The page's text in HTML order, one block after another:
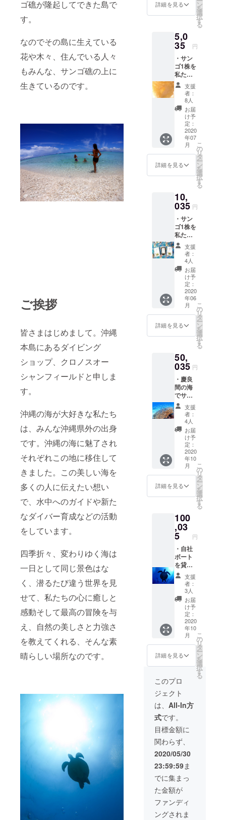
ゴ礁が隆起してできた島で
す。
なのでその島に生えている
花や木々、住んでいる人々
もみんな、サンゴ礁の上に
生きているのです。
ご挨拶
皆さまはじめまして。沖縄
本島にあるダイビング
ショップ、クロノスオー
シャンフィールドと申しま
す。
沖縄の海が大好きな私たち
は、みんな沖縄県外の出身
です。 沖縄の海に魅了され
それぞれこの地に移住して
きました。 この美しい海を
多くの人に伝え たい想い
で、水中へのガイドや新た
なダイバー育成などの活動
をしています。
四季折々、変わりゆく海は
一日として同じ景色はな
く、潜るたび違う世界を見
せて、私たちの心に癒しと
感動そして最高の冒険を与
え、自然の美しさと力強さ
を教えてくれる、そんな素
晴らしい場所なのです。
感じてもら
えるようベ
ビングポイ
ント選びに
もこだわり
をもってい
ます。
また、ガイ
ド業をする
傍らサンゴ
の天敵であ
るレイシガ
イをとった
ごみ拾いを
保全活動も
おこなって
す) ・お
礼の
メッ
・オリ
ジナル
ポスト
カード
（沖縄
でのダ
イビン
グ中に
撮影し
た美し
い写真
をス
タッフ
が厳選
しカー
ドにし
ます）
詳細を見る ン
を
選
択
す
る
5,0
35 円
・サン
ゴ1株を
私たち
の手で
植え付
け、管
理しま
す(植え
付けは
2020年
10〜11
月頃に
行いま
す) ・お
礼の
メッ
・オリ
ジナル
ポスト
カード
＆ス
テッ
カー
（沖縄
でのダ
イビン
グ中に
撮影し
た美し
い写真
をス
タッフ
が厳選
カーに
しま
す）
支援
者：
8人
お届
け予
定：
2020
年07
月
詳細を見る
こ
の
リ
タ
ー
ン
を
選
択
す
る
10,
035 円
・サン
ゴ1株を
私たち
の手で
植え付
け、管
理しま
す(植え
付けは
2020年
10〜11
月頃に
行いま
す) ・お
礼の
メッ
・沖縄
県産
産地直
送海ぶ
どう
100g×
２＆も
ずく
500gの
セット
(国際通
りにあ
る「想
いっき
り海ぶ
どう」
さん提
縄県産
品です)
支援
者：
4人
お届
け予
定：
2020
年06
月
詳細を見る
こ
の
リ
タ
ー
ン
を
選
択
す
る
50,
035 円
・慶良
間の海
でサン
ゴの植
え付け
体験
（ダイ
ビング
ライセ
ンスの
ない方
でもイ
ンスト
ラク
ターか
ら潜り
ク
チャー
があり
ますの
で、ど
なた様
でもご
参加可
能で
す） ＊
日程 (有
効期限
内のお
日にち
で、希
望開催
日をご
連絡頂
いただ
きスケ
ジュー
ルを調
整し開
催日を
決定し
ます。
また自
然相手
の体験
なの
で、強
風で海
が荒れ
るな
ど、状
況に
よって
開催が
支援
者：
4人
お届
け予
定：
2020
年10
月
詳細を見る
こ
の
リ
タ
ー
ン
を
選
択
す
る
100
,03
5 円
・自社
ボート
を貸し
切りで
慶良間
の海を
満喫
コース
（船を
貸し
切って
ダイビ
ングや
スノー
ケルし
放題！
沖縄の
美しい
海を存
分に味
わって
いただ
けま
す。ご
家族や
友人を
誘うの
もOKで
す。参
加人数
10名ま
で） ・
サンゴ
の植え
支援
者：
3人
お届
け予
定：
2020
年10
月
詳細を見る
こ
の
リ
タ
ー
ン
を
選
択
す
る
このプロ
ジェクト
は、 All-In方
式です。
目標金額に
関わらず、
2020/05/30
23:59:59ま
でに集まっ
た金額が
ファンディ
ングされま